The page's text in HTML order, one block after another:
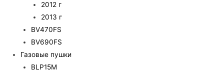
2012 г
2013 г
BV470FS
BV690FS
Газовые пушки
BLP15M